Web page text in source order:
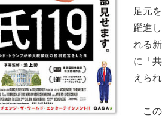
足元
躍進
れる
に「
えら
この